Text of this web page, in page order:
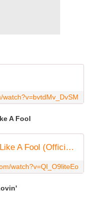
A Fool
Vessbroz & Ian Storm - Crazy Like A Fool (Official Audio)
watch?v=Ql_O9liteEo